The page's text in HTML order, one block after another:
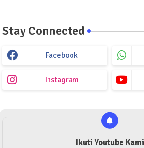
Stay Connected
Facebook
Instagram
Ikuti Youtube Kami